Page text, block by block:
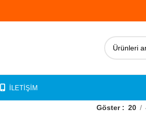
İLETIŞIM
Göster 20